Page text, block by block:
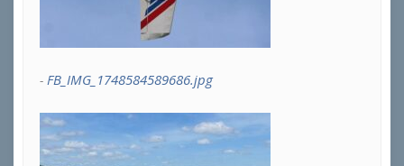
FB_IMG_1748584589686.jpg